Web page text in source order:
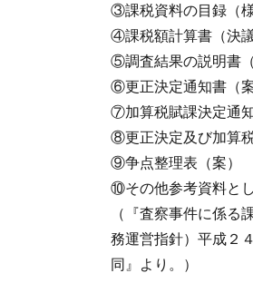
③課税資料の目録（様
④課税額計算書（決
⑤調査結果の説明書（
⑥更正決定通知書（案
⑦加算税賦課決定通知
⑧更正決定及び加算
⑨争点整理表（案）
⑩その他参考資料と
（『査察事件に係
務運営指針）平成２
同』より。）